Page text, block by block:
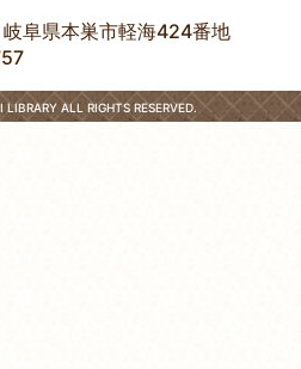
阜県本巣市軽海424番地
LIBRARY ALL RIGHTS RESERVED.